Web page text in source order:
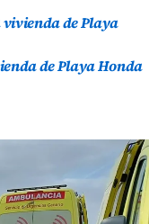
de Playa
de Playa Honda